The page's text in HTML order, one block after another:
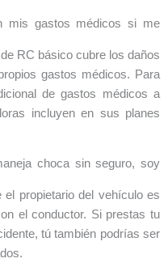
mis gastos médicos si me
RC básico cubre los daños
gastos médicos. Para
de gastos médicos a
incluyen en sus planes
choca sin seguro, soy
propietario del vehículo es
el conductor. Si prestas tu
tú también podrías ser